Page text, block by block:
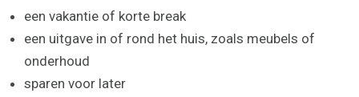
een vakantie of korte break
een uitgave in of rond het huis, zoals meubels of
onderhoud
sparen voor later